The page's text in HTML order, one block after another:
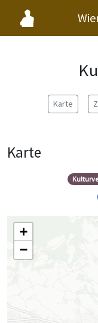
Karte
Karte
+
−